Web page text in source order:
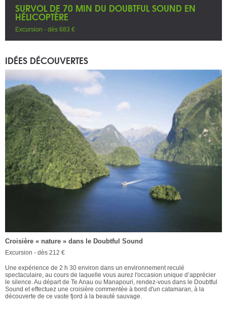
SURVOL DE 70 MIN DU DOUBTFUL SOUND EN
HÉLICOPTÈRE
Excursion - dès 683 €
IDÉES DÉCOUVERTES
Croisière « nature » dans le Doubtful Sound
Excursion - dès 212 €
Une expérience de 2 h 30 environ dans un environnement reculé
spectaculaire, au cours de laquelle vous aurez l'occasion unique d’apprécier
le silence. Au départ de Te Anau ou Manapouri, rendez-vous dans le Doubtful
Sound et effectuez une croisière commentée à bord d'un catamaran, à la
découverte de ce vaste fjord à la beauté sauvage.